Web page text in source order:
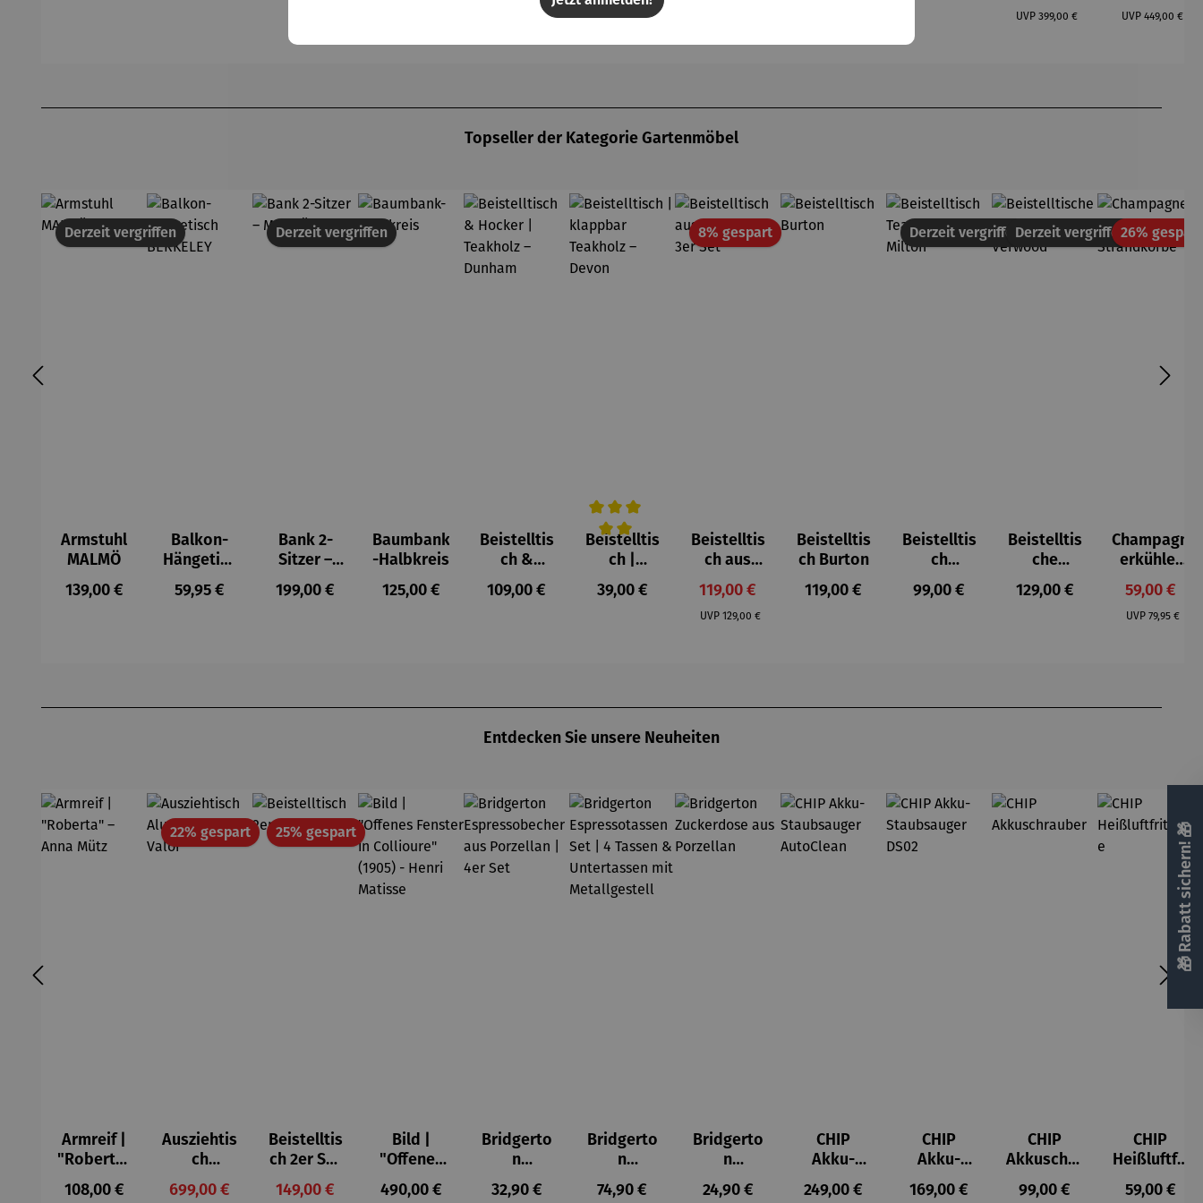
UVP Regulärer Preis:
199,00 € UVP Regulärer Preis:
399,00 €
Dakota
UVP Regulärer
449,00 €
Topseller der Kategorie Gartenmöbel
Derzeit vergriffen
Armstuhl
MALMÖ
Regulärer Preis:
139,00 €
Balkon-
Hängetisc
BERKELEY
Regulärer Preis:
59,95 €
Derzeit vergriffen
Bank 2-
Sitzer –
MALMÖ
Regulärer Preis:
199,00 €
Baumbank
-Halbkreis
Regulärer Preis:
125,00 €
Beistelltis
ch &
Hocker |
Teakholz –
Regulärer Preis:
109,00 €
Durchschnittliche Bewertung von 5 von 5 Sternen
Beistelltis
ch |
klappbar
Teakholz –
Regulärer Preis:
39,00 €
8% gespartRabatt
Beistelltis
ch aus
Teakholz
3er Set
Verkaufspreis:
119,00 €
UVP Regulärer Preis:
129,00 €
Beistelltis
ch Burton
Regulärer Preis:
119,00 €
Derzeit vergriffen
Beistelltis
ch
Teakholz
rund –
Regulärer Preis:
99,00 €
Derzeit vergriffen
Beistelltis
che
Teakholz –
Verwood
Regulärer Preis:
129,00 €
26% gespart
Champagn
erkühler
für
Strandkör
be
59,00 €
UVP Regulärer
79,95 €
Entdecken Sie unsere Neuheiten
Armreif |
"Roberta"
– Anna
Mütz
Regulärer Preis:
108,00 €
22% gespartRabatt
Ausziehtis
ch
Aluminium
– Valor
Verkaufspreis:
699,00 €
25% gespartRabatt
Beistelltis
ch 2er Set
– Dalias
Verkaufspreis:
149,00 €
Bild |
"Offenes
Fenster in
Collioure"
Regulärer Preis:
490,00 €
Bridgerto
n
Espresso
becher
Regulärer Preis:
32,90 €
Bridgerto
n
Espressot
assen Set
Regulärer Preis:
74,90 €
Bridgerto
n
Zuckerdo
se aus
Regulärer Preis:
24,90 €
CHIP
Akku-
Staubsau
ger
Regulärer Preis:
249,00 €
CHIP
Akku-
Staubsau
ger DS02
Regulärer Preis:
169,00 €
CHIP
Akkuschra
uber
Regulärer Preis:
99,00 €
CHIP
Heißluftfri
tteuse
Regulärer
59,00 €
🎁 Rabatt sichern! 🎁